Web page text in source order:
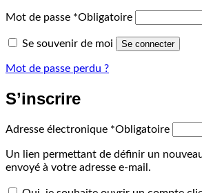
Mot de passe *Obligatoire
Se souvenir de moi Se connecter
Mot de passe perdu ?
S’inscrire
Adresse électronique *Obligatoire
Un lien permettant de définir un
envoyé à votre adresse e-mail.